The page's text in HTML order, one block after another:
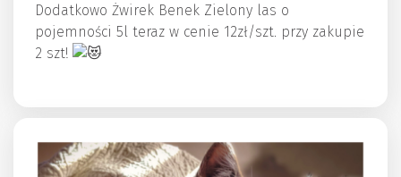
Dodatkowo Żwirek Benek Zielony las o
pojemności 5l teraz w cenie 12zł/szt. przy zakupie
2 szt!